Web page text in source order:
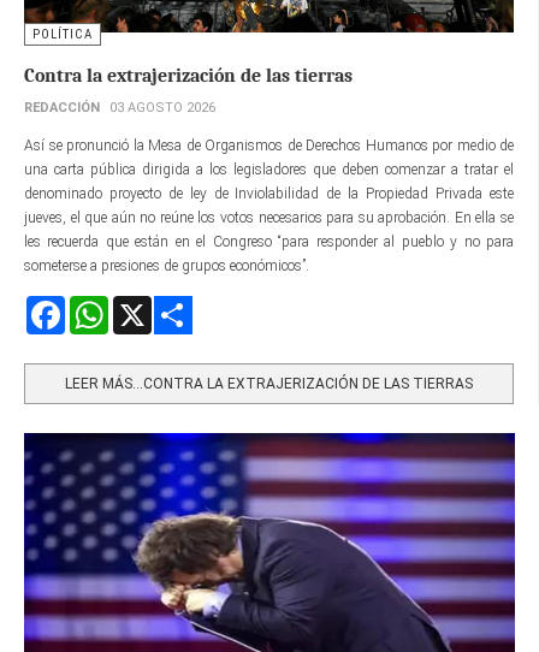
POLÍTICA
Contra la extrajerización de las tierras
REDACCIÓN 03 AGOSTO 2026
Así se pronunció la Mesa de Organismos de Derechos Humanos por medio de
una carta pública dirigida a los legisladores que deben comenzar a tratar el
denominado proyecto de ley de Inviolabilidad de la Propiedad Privada este
jueves, el que aún no reúne los votos necesarios para su aprobación. En ella se
les recuerda que están en el Congreso “para responder al pueblo y no para
someterse a presiones de grupos económicos”.
FacebookWhatsApp
LEER MÁS…CONTRA LA EXTRAJERIZACIÓN DE LAS TIERRAS